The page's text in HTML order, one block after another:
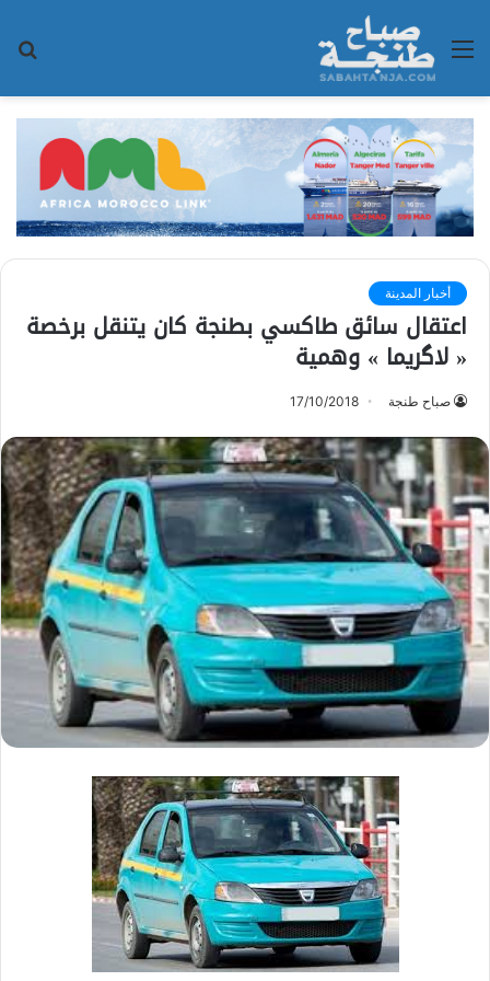
القائمة
أخبار المدينة
اعتقال سائق طاكسي بطنجة كان يتنقل برخصة
« لاگريما » وهمية
صباح طنجة 17/10/2018